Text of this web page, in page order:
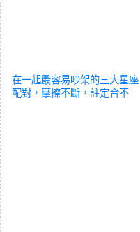
在一起最容易吵架的三大星座
配對，摩擦不斷，註定合不